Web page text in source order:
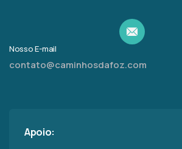
Nosso E-mail
contato@caminhosdafoz.com
Apoio: